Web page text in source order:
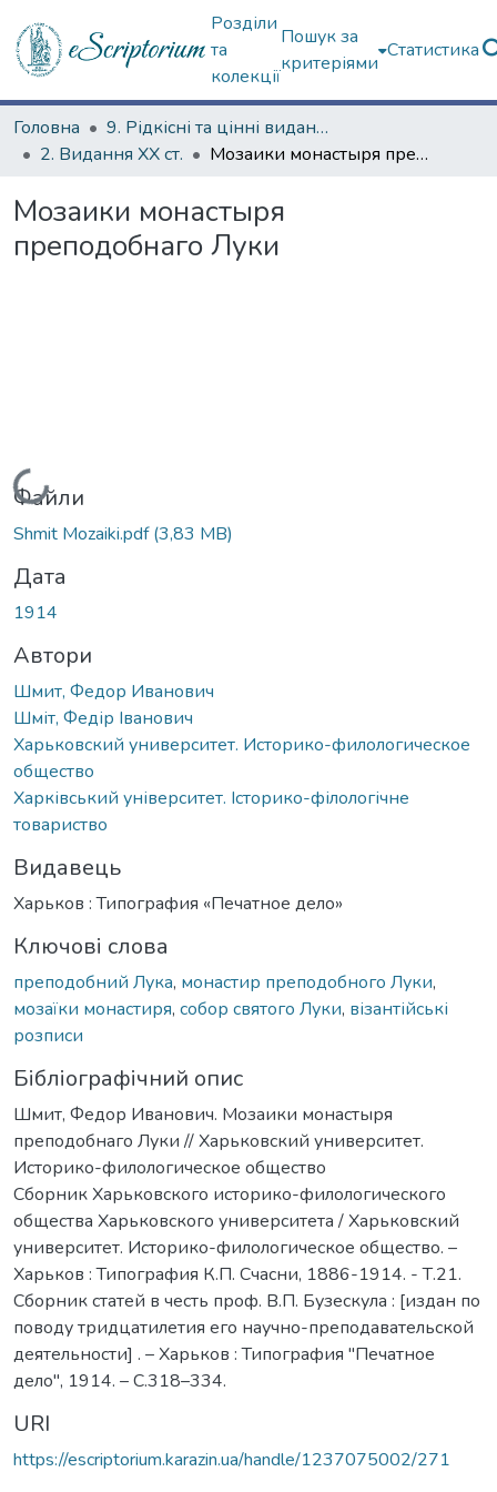
Розділи
та
колекції
Пошук за
критеріями
Статистика
Головна
9. Рідкісні та цінні видання
2. Видання ХХ ст.
Мозаики монастыря преподобнаго Луки
Мозаики монастыря
преподобнаго Луки
Вантажиться...
Файли
Shmit Mozaiki.pdf(3,83 MB)
Дата
1914
Автори
Шмит, Федор Иванович
Шміт, Федір Іванович
Харьковский университет. Историко-филологическое
общество
Харківський університет. Історико-філологічне
товариство
Видавець
Харьков : Типография «Печатное дело»
Ключові слова
преподобний Лука, монастир преподобного Луки,
мозаїки монастиря, собор святого Луки, візантійські
розписи
Бібліографічний опис
Шмит, Федор Иванович. Мозаики монастыря
преподобнаго Луки // Харьковский университет.
Историко-филологическое общество
Сборник Харьковского историко-филологического
общества Харьковского университета / Харьковский
университет. Историко-филологическое общество. –
Харьков : Типография К.П. Счасни, 1886-1914. - Т.21.
Сборник статей в честь проф. В.П. Бузескула : [издан по
поводу тридцатилетия его научно-преподавательской
деятельности] . – Харьков : Типография "Печатное
дело", 1914. – С.318–334.
URI
https://escriptorium.karazin.ua/handle/1237075002/271